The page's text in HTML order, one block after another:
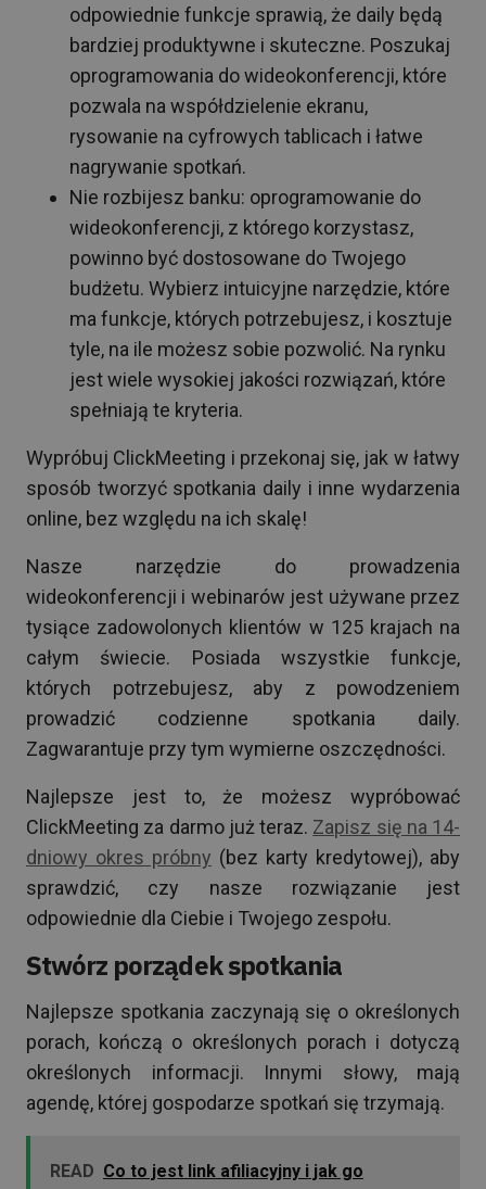
odpowiednie funkcje sprawią, że daily będą
bardziej produktywne i skuteczne. Poszukaj
oprogramowania do wideokonferencji, które
pozwala na współdzielenie ekranu,
rysowanie na cyfrowych tablicach i łatwe
nagrywanie spotkań.
Nie rozbijesz banku: oprogramowanie do
wideokonferencji, z którego korzystasz,
powinno być dostosowane do Twojego
budżetu. Wybierz intuicyjne narzędzie, które
ma funkcje, których potrzebujesz, i kosztuje
tyle, na ile możesz sobie pozwolić. Na rynku
jest wiele wysokiej jakości rozwiązań, które
spełniają te kryteria.
Wypróbuj ClickMeeting i przekonaj się, jak w łatwy
sposób tworzyć spotkania daily i inne wydarzenia
online, bez względu na ich skalę!
Nasze narzędzie do prowadzenia
wideokonferencji i webinarów jest używane przez
tysiące zadowolonych klientów w 125 krajach na
całym świecie. Posiada wszystkie funkcje,
których potrzebujesz, aby z powodzeniem
prowadzić codzienne spotkania daily.
Zagwarantuje przy tym wymierne oszczędności.
Najlepsze jest to, że możesz wypróbować
ClickMeeting za darmo już teraz. Zapisz się na 14-
dniowy okres próbny (bez karty kredytowej), aby
sprawdzić, czy nasze rozwiązanie jest
odpowiednie dla Ciebie i Twojego zespołu.
Stwórz porządek spotkania
Najlepsze spotkania zaczynają się o określonych
porach, kończą o określonych porach i dotyczą
określonych informacji. Innymi słowy, mają
agendę, której gospodarze spotkań się trzymają.
READ Co to jest link afiliacyjny i jak go